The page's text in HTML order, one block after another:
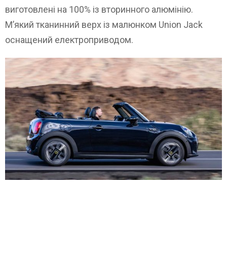
виготовлені на 100% із вторинного алюмінію.
М’який тканинний верх із малюнком Union Jack
оснащений електроприводом.